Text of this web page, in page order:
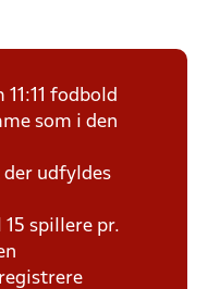
fodbold
som i den
der udfyldes
spillere pr.
registrere